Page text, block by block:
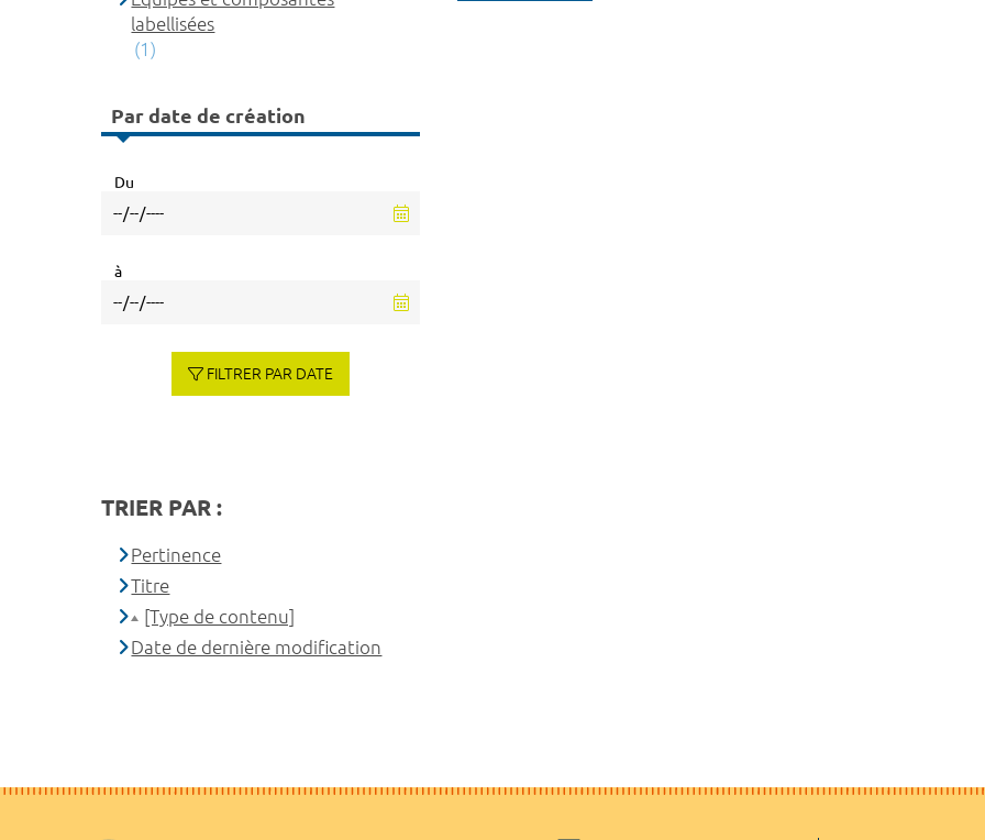
labellisées
(1)
Par date de création
Du
à
FILTRER PAR DATE
TRIER PAR :
Pertinence
Titre
[Type de contenu]
Date de dernière modification